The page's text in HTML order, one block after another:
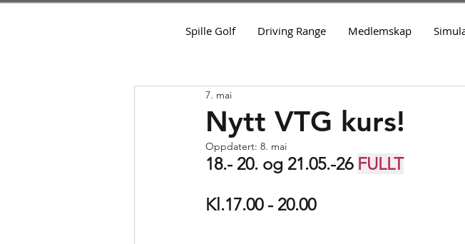
Spille Golf Driving Range Medlemskap
Nytt VTG kurs!
7. mai
Oppdatert: 8. mai
18.- 20. og 21.05.-26 FULLT
Kl.17.00 - 20.00